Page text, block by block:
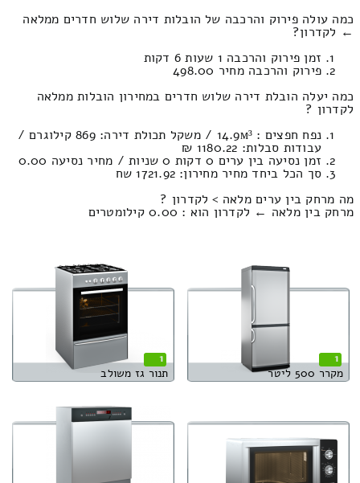
כמה עולה פירוק והרכבה של הובלות דירה שלוש חדרים ממלאה
← לקדרון?
זמן פירוק והרכבה 1 שעות 6 דקות
פירוק והרכבה מחיר 498.00
כמה יעלה הובלת דירה שלוש חדרים במחירון הובלות ממלאה
לקדרון ?
נפח חפצים : 14.9м³ / משקל תכולת דירה: 869 קילוגרם /
עבודות סבלות: 1180.22 ₪
זמן נסיעה בין ערים 0 דקות 0 שניות / מחיר נסיעה 0.00
סך הכל ביחד מחיר מחירון: 1721.92 שח
מה מרחק בין ערים מלאה > לקדרון ?
מרחק בין מלאה ← לקדרון הוא : 0.00 קילומטרים
1
מקרר 500 ליטר
1
תנור גז משולב